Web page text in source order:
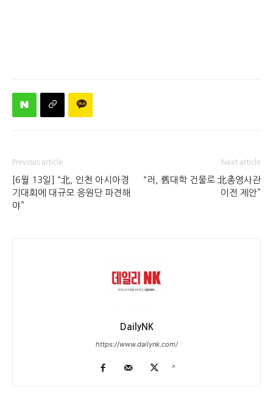
Previous article
[6월 13일] “北, 인천 아시아경
기대회에 대규모 응원단 파견해
야”
Next article
“러, 舊대학 건물로 北총영사관
이전 제안”
DailyNK
https://www.dailynk.com/